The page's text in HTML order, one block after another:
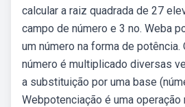
calcular a raiz quadrada de 27
campo de número e 3 no. Weba
um número na forma de potência.
número é multiplicado diversas
a substituição por uma base
Webpotenciação é uma